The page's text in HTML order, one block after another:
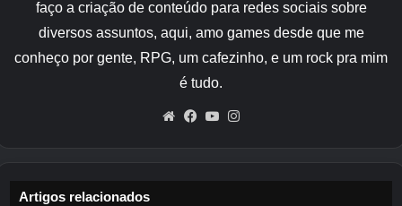
faço a criação de conteúdo para redes sociais sobre
diversos assuntos, aqui, amo games desde que me
conheço por gente, RPG, um cafezinho, e um rock pra mim
é tudo.
WebsiteFacebook
YouTube
Artigos relacionados